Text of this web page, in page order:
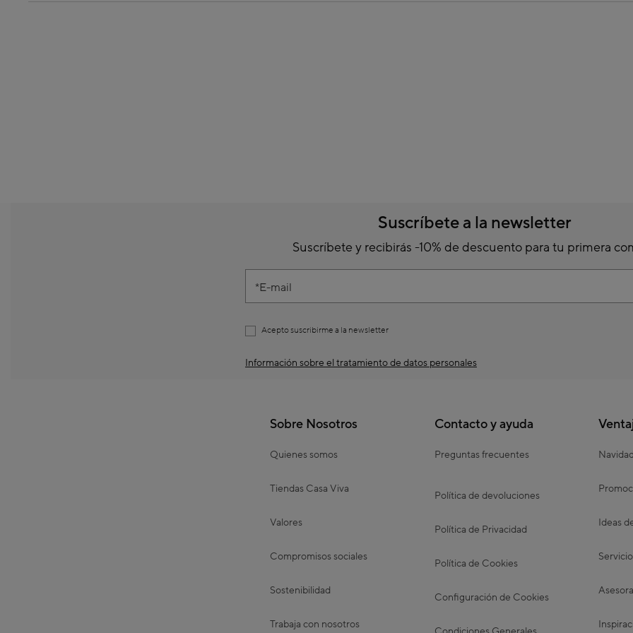
Suscríbete a la newsletter
Suscríbete y recibirás -10% de descuento para tu primera
E-mail
Acepto suscribirme a la newsletter
Información sobre el tratamiento de datos personales
Sobre Nosotros
Quienes somos
Tiendas Casa Viva
Valores
Compromisos sociales
Sostenibilidad
Trabaja con nosotros
Contacto y ayuda
Preguntas frecuentes
Política de devoluciones
Política de Privacidad
Política de Cookies
Configuración de Cookies
Navidad
Ideas